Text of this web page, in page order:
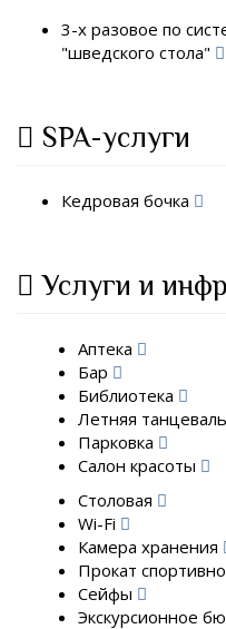
3-х разовое по
"шведского стола"
SPA-услуги
Кедровая бочка
Услуги и
Аптека
Бар
Библиотека
Летняя
Парковка
Салон красоты
Столовая
Wi-Fi
Камера хранения
Прокат
Сейфы
Экскурсионное